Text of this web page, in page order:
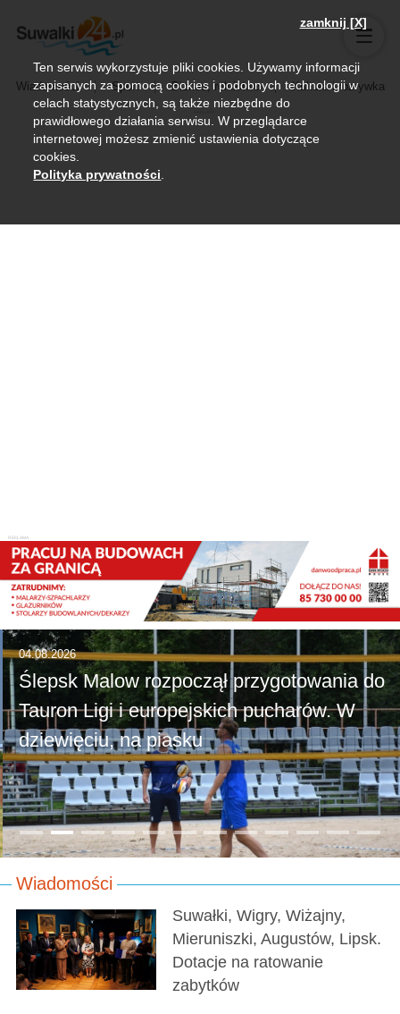
Wiadomości Sport Biznes, rolnictwo Kultura i rozrywka
04.08.2026
Ślepsk Malow rozpoczął przygotowania do
Tauron Ligi i europejskich pucharów. W
dziewięciu, na piasku
Wiadomości
Suwałki, Wigry, Wiżajny,
Mieruniszki, Augustów, Lipsk.
Dotacje na ratowanie
zabytków
zamknij [X]
Ten serwis wykorzystuje pliki cookies. Używamy informacji
zapisanych za pomocą cookies i podobnych technologii w
celach statystycznych, są także niezbędne do
prawidłowego działania serwisu. W przeglądarce
internetowej możesz zmienić ustawienia dotyczące
cookies.
Polityka prywatności